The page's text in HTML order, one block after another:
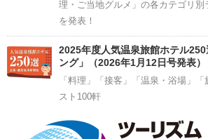
理・ご当地グルメ」の各カテゴリ
を発表！
2025年度人気温泉旅館ホテル
ング」（2026年1月12日号発表）
「料理」「接客」「温泉・浴場」
スト100軒